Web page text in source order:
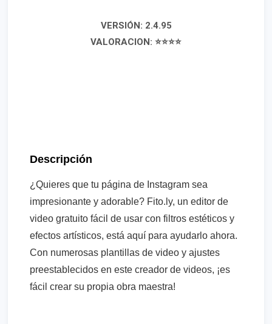
VERSIÓN: 2.4.95
VALORACION: ⭐⭐⭐⭐
Descripción
¿Quieres que tu página de Instagram sea
impresionante y adorable? Fito.ly, un editor de
video gratuito fácil de usar con filtros estéticos y
efectos artísticos, está aquí para ayudarlo ahora.
Con numerosas plantillas de video y ajustes
preestablecidos en este creador de videos, ¡es
fácil crear su propia obra maestra!